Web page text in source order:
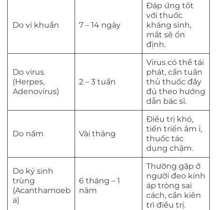
Do vi khuẩn 7 – 14 ngày
Đáp ứng tốt
với thuốc
kháng sinh,
mắt sẽ ổn
định.
Do virus
(Herpes,
Adenovirus)
2 – 3 tuần
Virus có thể tái
phát, cần tuân
thủ thuốc đầy
đủ theo hướng
dẫn bác sĩ.
Do nấm Vài tháng
Điều trị khó,
tiến triển âm ỉ,
thuốc tác
dụng chậm.
Do ký sinh
trùng
(Acanthamoeb
a)
6 tháng – 1
năm
Thường gặp ở
người đeo kính
áp tròng sai
cách, cần kiên
trì điều trị.